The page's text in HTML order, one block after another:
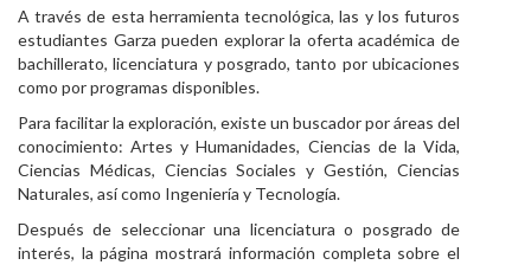
A través de esta herramienta tecnológica, las y los futuros
estudiantes Garza pueden explorar la oferta académica de
bachillerato, licenciatura y posgrado, tanto por ubicaciones
como por programas disponibles.
Para facilitar la exploración, existe un buscador por áreas del
conocimiento: Artes y Humanidades, Ciencias de la Vida,
Ciencias Médicas, Ciencias Sociales y Gestión, Ciencias
Naturales, así como Ingeniería y Tecnología.
Después de seleccionar una licenciatura o posgrado de
interés, la página mostrará información completa sobre el